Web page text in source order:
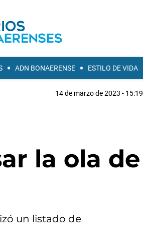
ADN BONAERENSE ESTILO DE VIDA
14 de marzo de 2023 - 15:19
la ola de
un listado de